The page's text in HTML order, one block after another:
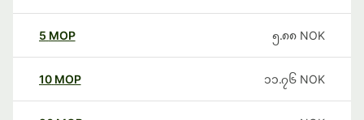
5 MOP ၅.၈၈ NOK
10 MOP ၁၁.၇၆ NOK